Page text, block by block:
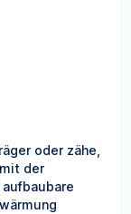
oder zähe,
der